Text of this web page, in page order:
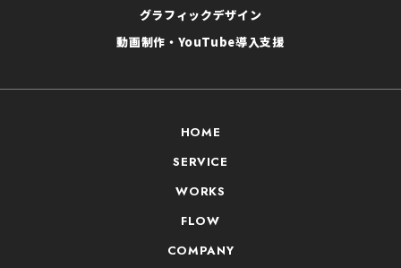
グラフィックデザイン
動画制作・YouTube導入支援
HOME
SERVICE
WORKS
FLOW
COMPANY